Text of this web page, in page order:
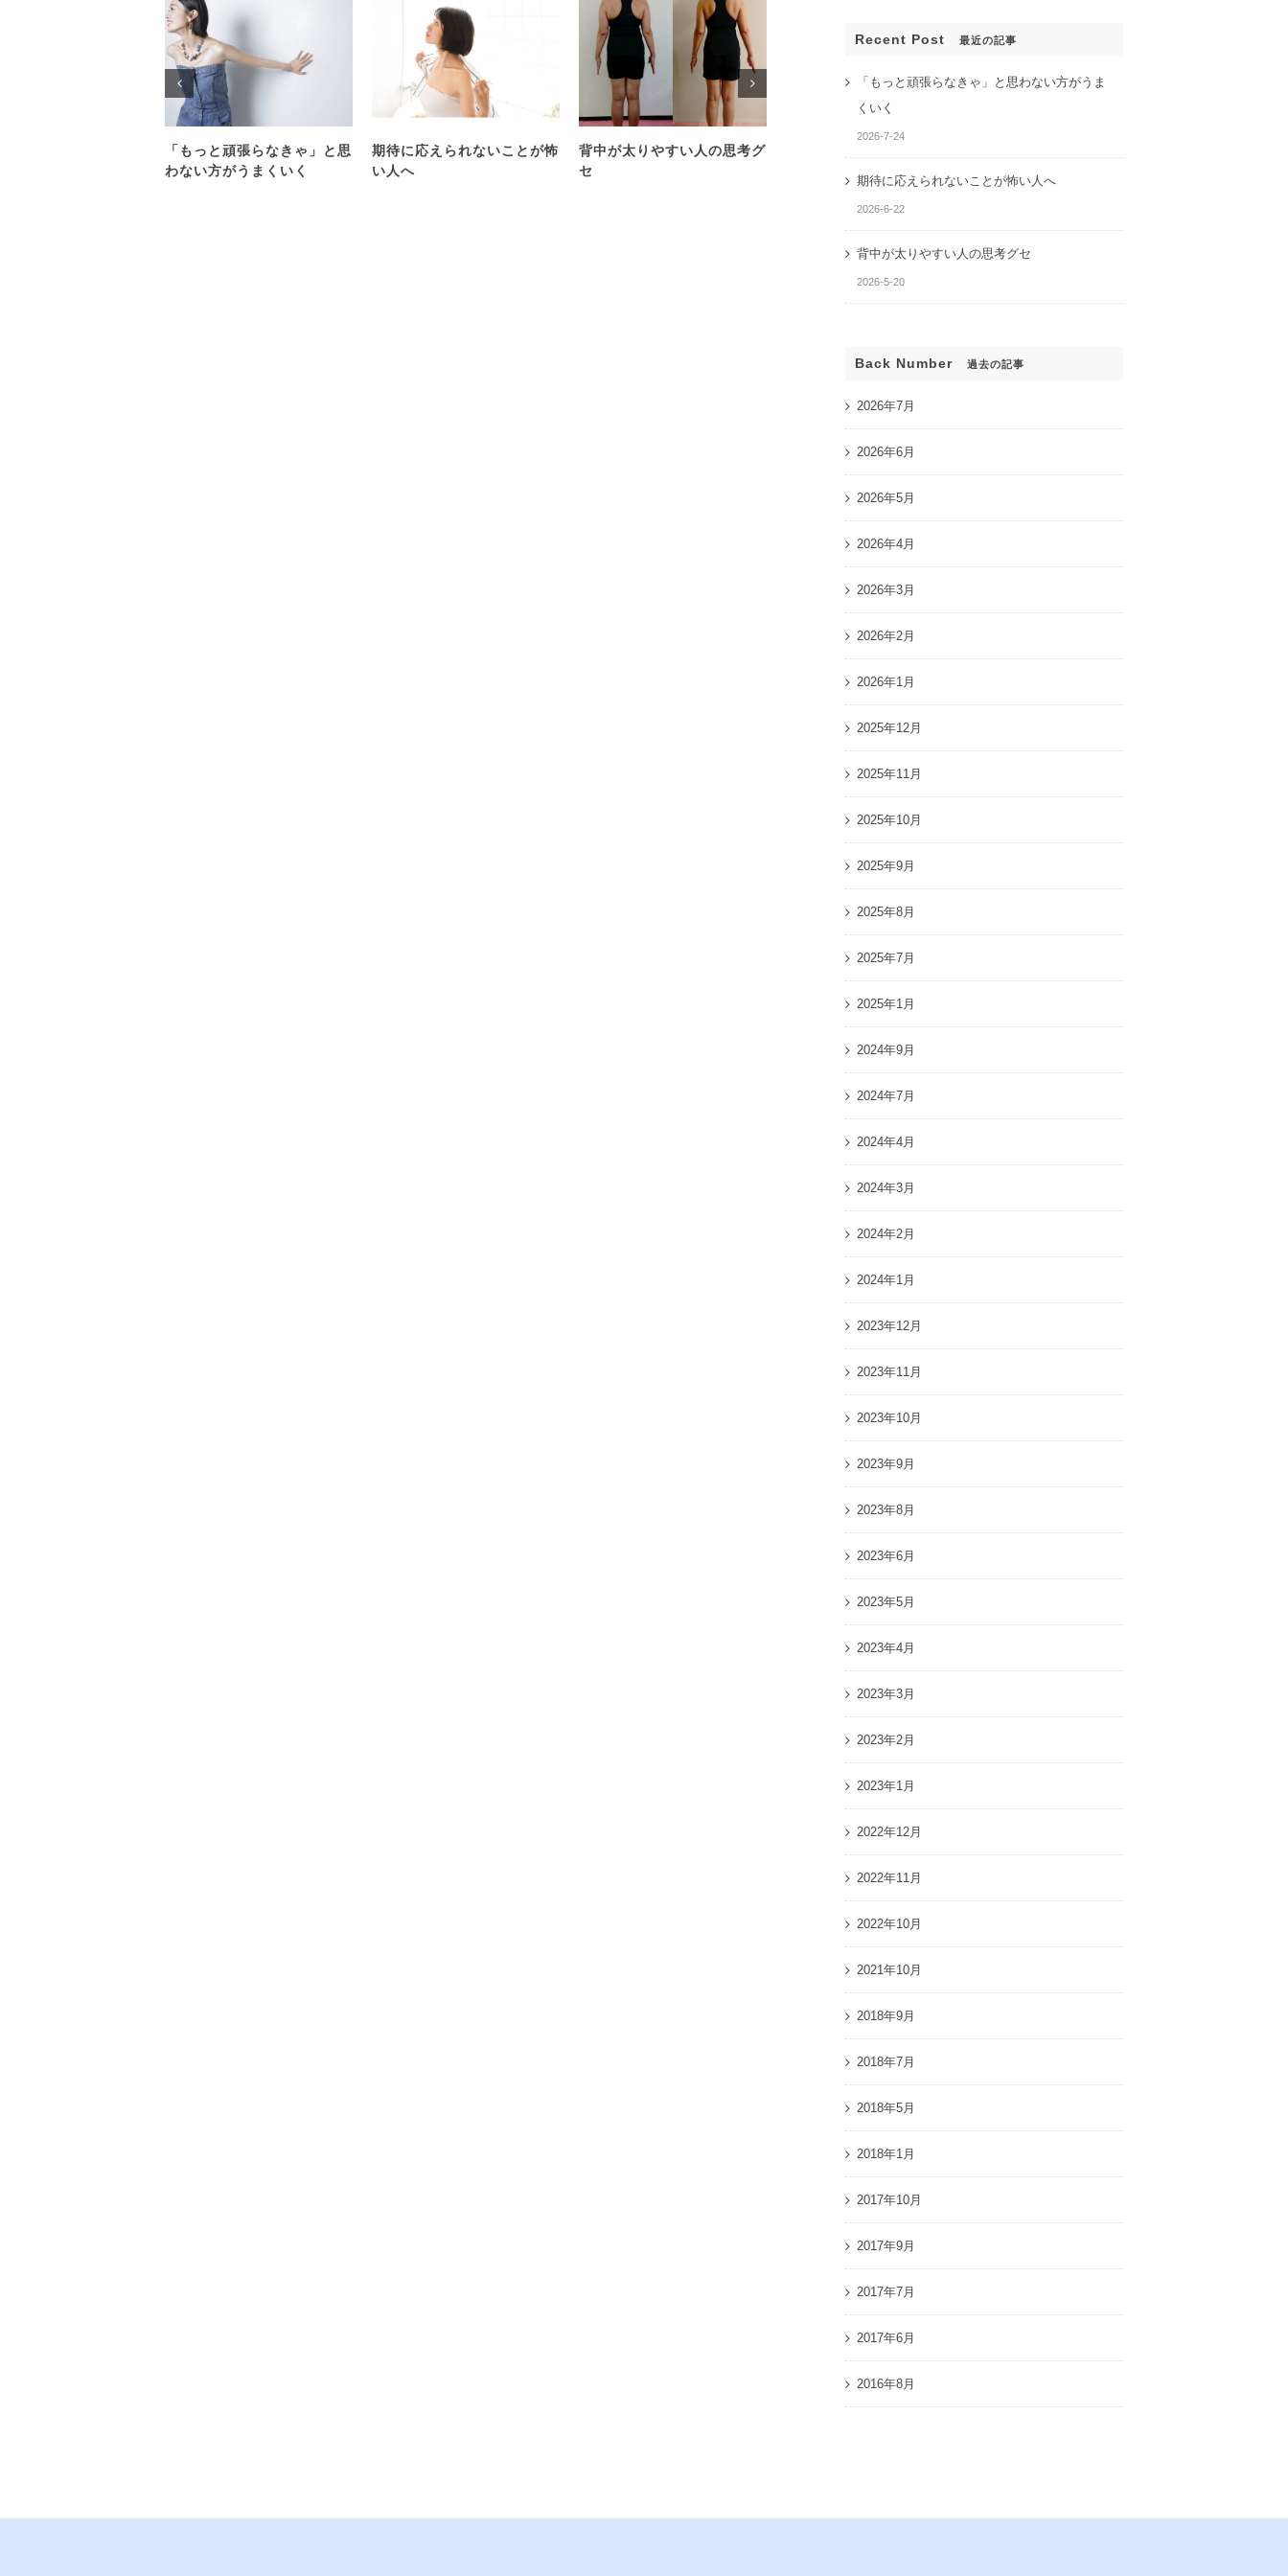
「もっと頑張らなきゃ」と思
わない方がうまくいく
期待に応えられないことが怖
い人へ
背中が太りやすい人の思考グ
セ
かる２つの質問
Recent Post 最近の記事
「もっと頑張らなきゃ」と思わない方がうま
くいく
2026-7-24
期待に応えられないことが怖い人へ
2026-6-22
背中が太りやすい人の思考グセ
2026-5-20
Back Number 過去の記事
2026年7月
2026年6月
2026年5月
2026年4月
2026年3月
2026年2月
2026年1月
2025年12月
2025年11月
2025年10月
2025年9月
2025年8月
2025年7月
2025年1月
2024年9月
2024年7月
2024年4月
2024年3月
2024年2月
2024年1月
2023年12月
2023年11月
2023年10月
2023年9月
2023年8月
2023年6月
2023年5月
2023年4月
2023年3月
2023年2月
2023年1月
2022年12月
2022年11月
2022年10月
2021年10月
2018年9月
2018年7月
2018年5月
2018年1月
2017年10月
2017年9月
2017年7月
2017年6月
2016年8月